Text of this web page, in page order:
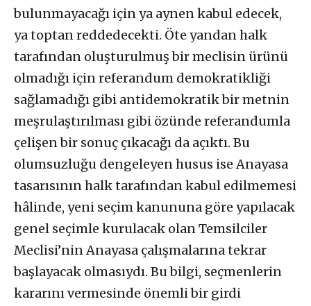
bulunmayacağı için ya aynen kabul edecek,
ya toptan reddedecekti. Öte yandan halk
tarafından oluşturulmuş bir meclisin ürünü
olmadığı için referandum demokratikliği
sağlamadığı gibi antidemokratik bir metnin
meşrulaştırılması gibi özünde referandumla
çelişen bir sonuç çıkacağı da açıktı. Bu
olumsuzluğu dengeleyen husus ise Anayasa
tasarısının halk tarafından kabul edilmemesi
hâlinde, yeni seçim kanununa göre yapılacak
genel seçimle kurulacak olan Temsilciler
Meclisi’nin Anayasa çalışmalarına tekrar
başlayacak olmasıydı. Bu bilgi, seçmenlerin
kararını vermesinde önemli bir girdi